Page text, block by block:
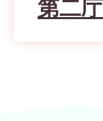
第二